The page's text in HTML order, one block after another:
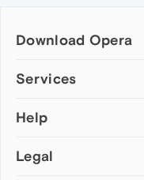
Download Opera
Computer browsers
Opera for Mac
Opera beta version
Services
Add-ons
Wallpapers
Help
Help & support
Legal